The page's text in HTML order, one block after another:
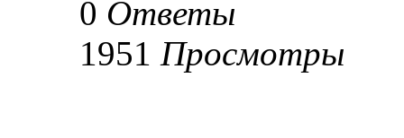
0 Ответы
1951 Просмотры